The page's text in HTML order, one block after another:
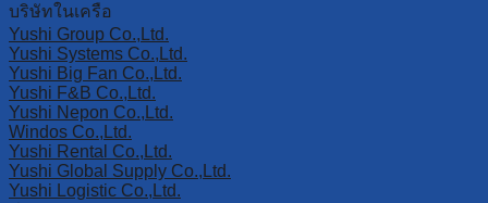
บริษัทในเครือ
Yushi Group Co.,Ltd.
Yushi Systems Co.,Ltd.
Yushi Big Fan Co.,Ltd.
Yushi F&B Co.,Ltd.
Yushi Nepon Co.,Ltd.
Windos Co.,Ltd.
Yushi Rental Co.,Ltd.
Yushi Global Supply Co.,Ltd.
Yushi Logistic Co.,Ltd.